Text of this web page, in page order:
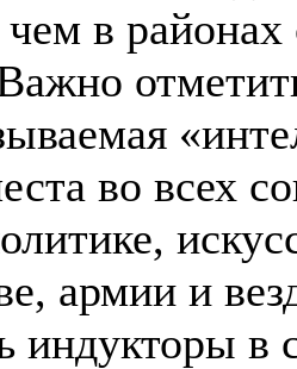
в
во всех
армии и
индукторы в